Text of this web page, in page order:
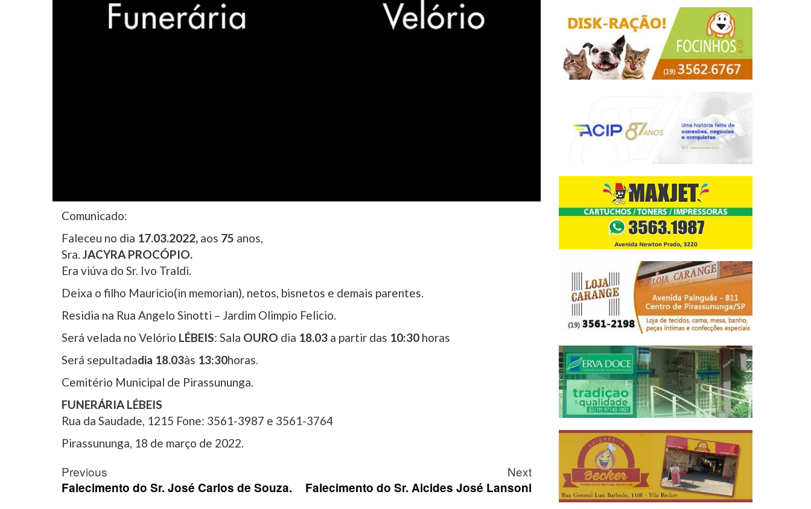
Comunicado:
Faleceu no dia 17.03.2022, aos 75 anos,
Sra. JACYRA PROCÓPIO.
Era viúva do Sr. Ivo Traldi.
Deixa o filho Mauricio(in memorian), netos, bisnetos e demais parentes.
Residia na Rua Angelo Sinotti – Jardim Olimpio Felicio.
Será velada no Velório LÉBEIS: Sala OURO dia 18.03 a partir das 10:30 horas
Será sepultadadia 18.03às 13:30horas.
Cemitério Municipal de Pirassununga.
FUNERÁRIA LÉBEIS
Rua da Saudade, 1215 Fone: 3561-3987 e 3561-3764
Pirassununga, 18 de março de 2022.
Post
navigation
Previous
Falecimento do Sr. José Carlos de Souza.
Next
Falecimento do Sr. Alcides José Lansoni